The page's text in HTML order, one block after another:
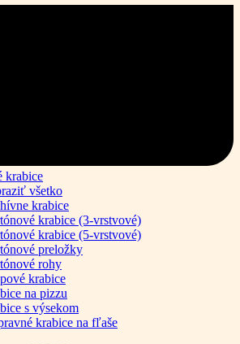
krabice
všetko
krabice
krabice (3-vrstvové)
krabice (5-vrstvové)
preložky
rohy
krabice
na pizzu
s výsekom
krabice na fľaše